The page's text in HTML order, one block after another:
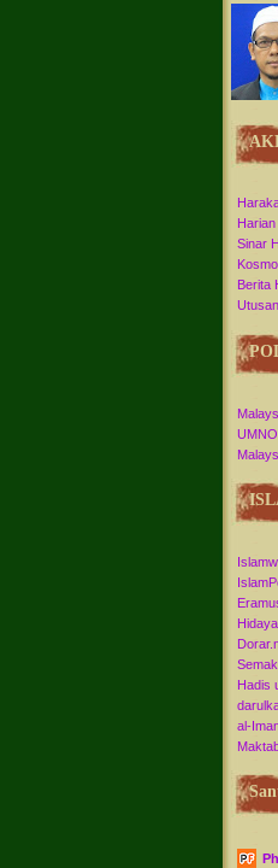
Sinar
Kosmo
Berita
Utusan
Hadis
al-